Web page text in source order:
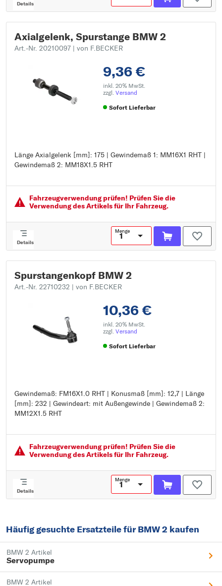
Details
Axialgelenk, Spurstange BMW 2
Art.-Nr. 20210097 | von F.BECKER
9,36 €
inkl. 20% MwSt.
zzgl. Versand
Sofort Lieferbar
Länge Axialgelenk [mm]: 175 | Gewindemaß 1: MM16X1 RHT |
Gewindemaß 2: MM18X1.5 RHT
Länge Axialgelenk [mm]: 175
Gewindemaß 1: MM16X1 RHT
Fahrzeugver­wendung prüfen! Prüfen Sie die
Verwendung des Artikels für Ihr Fahrzeug.
Details
Menge
Spurstangenkopf BMW 2
Art.-Nr. 22710232 | von F.BECKER
10,36 €
inkl. 20% MwSt.
zzgl. Versand
Sofort Lieferbar
Gewindemaß: FM16X1.0 RHT | Konusmaß [mm]: 12,7 | Länge
[mm]: 232 | Gewindeart: mit Außengewinde | Gewindemaß 2:
MM12X1.5 RHT
Gewindemaß: FM16X1.0 RHT
Konusmaß [mm]: 12,7
Länge [mm]: 232
Gewindemaß 2: MM12X1.5 RHT
Fahrzeugver­wendung prüfen! Prüfen Sie die
Verwendung des Artikels für Ihr Fahrzeug.
Details
Menge
Häufig gesuchte Ersatzteile für BMW 2 kaufen
BMW 2 Artikel
Servopumpe
BMW 2 Artikel